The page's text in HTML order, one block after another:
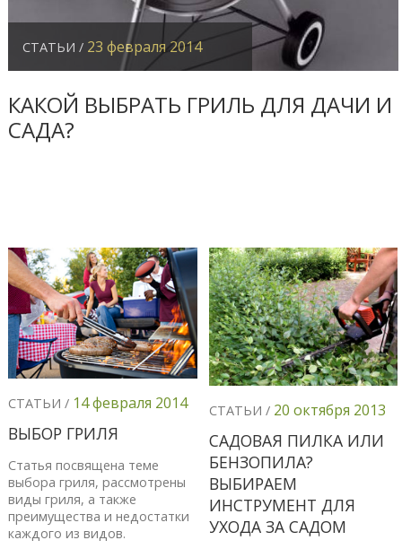
СТАТЬИ / 23 февраля 2014
КАКОЙ ВЫБРАТЬ ГРИЛЬ ДЛЯ ДАЧИ И
САДА?
СТАТЬИ / 14 февраля 2014
ВЫБОР ГРИЛЯ
Статья посвящена теме
выбора гриля, рассмотрены
виды гриля, а также
преимущества и недостатки
каждого из видов.
СТАТЬИ / 20 октября 2013
CАДОВАЯ ПИЛКА ИЛИ
БЕНЗОПИЛА?
ВЫБИРАЕМ
ИНСТРУМЕНТ ДЛЯ
УХОДА ЗА САДОМ